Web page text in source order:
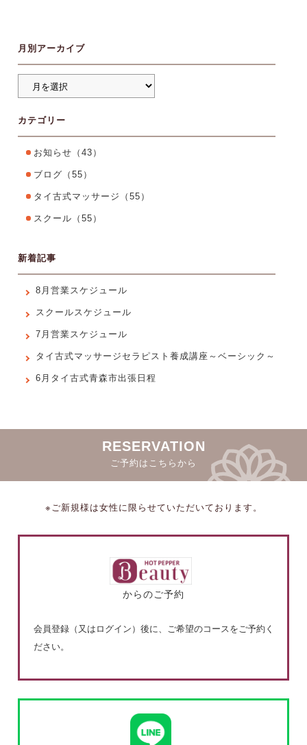
月別アーカイブ
カテゴリー
お知らせ （43）
ブログ （55）
タイ古式マッサージ （55）
スクール （55）
新着記事
8月営業スケジュール
スクールスケジュール
7月営業スケジュール
タイ古式マッサージセラピスト養成講座～ベーシック～
6月タイ古式青森市出張日程
RESERVATION
ご予約はこちらから
※ご新規様は女性に限らせていただいております。
からのご予約
会員登録（又はログイン）後に、ご希望のコースをご予約く
ださい。